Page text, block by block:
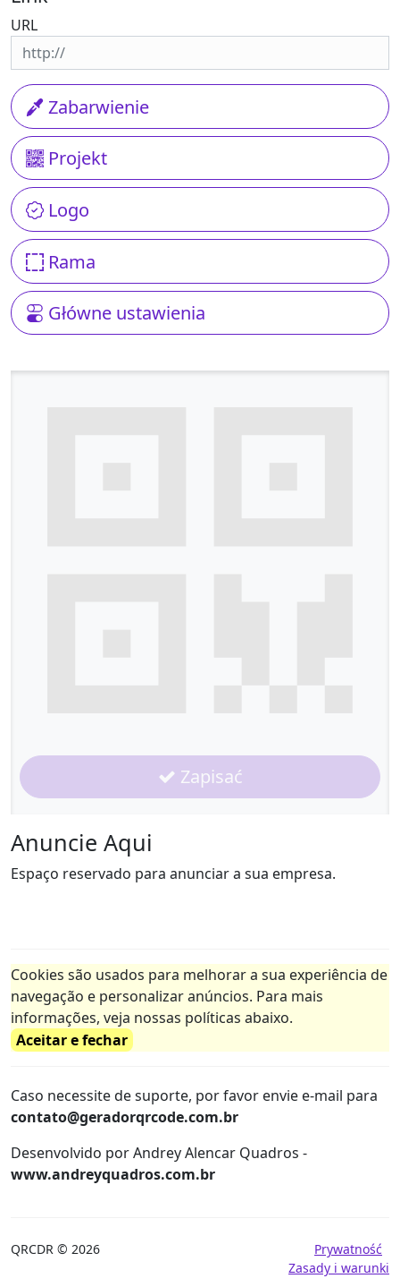
Zapisać
Anuncie Aqui
Espaço reservado para anunciar a sua empresa.
URL
Zabarwienie
Projekt
Logo
Rama
Główne ustawienia
Cookies são usados para melhorar a sua experiência de
navegação e personalizar anúncios. Para mais
informações, veja nossas políticas abaixo.
Aceitar e fechar
Caso necessite de suporte, por favor envie e-mail para
contato@geradorqrcode.com.br
Desenvolvido por Andrey Alencar Quadros -
www.andreyquadros.com.br
QRCDR © 2026
Prywatność
Zasady i warunki